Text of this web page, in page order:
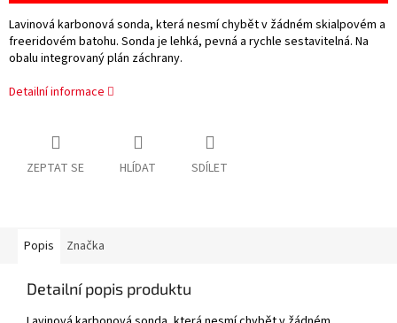
Lavinová karbonová sonda, která nesmí chybět v žádném skialpovém a
freeridovém batohu. Sonda je lehká, pevná a rychle sestavitelná. Na
obalu integrovaný plán záchrany.
Detailní informace
ZEPTAT SE HLÍDAT SDÍLET
Popis Značka
Detailní popis produktu